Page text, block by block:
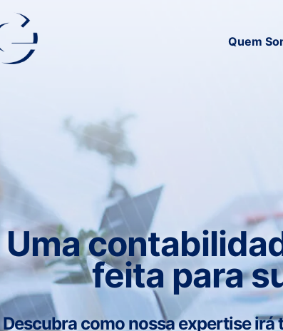
Quem
Uma
feita para
Descubra como nossa expertise